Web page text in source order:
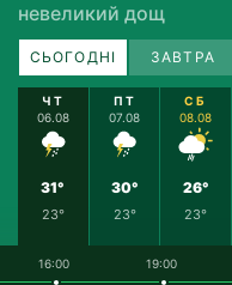
невеликий дощ
СЬОГОДНІ ЗАВТРА
ЧТ
06.08
31°
23°
ПТ
07.08
30°
23°
СБ
08.08
26°
23°
16:00 19:00